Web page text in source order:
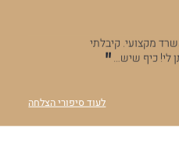
מקצועי. קיבלתי
לי! כיף שיש…
לעוד סיפורי הצלחה